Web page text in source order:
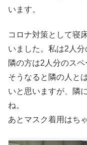
います。
コロナ対策として寝
いました。私は2人分
隣の方は2人分のス
そうなると隣の人と
いと思いますが、隣
ね。
あとマスク着用はち